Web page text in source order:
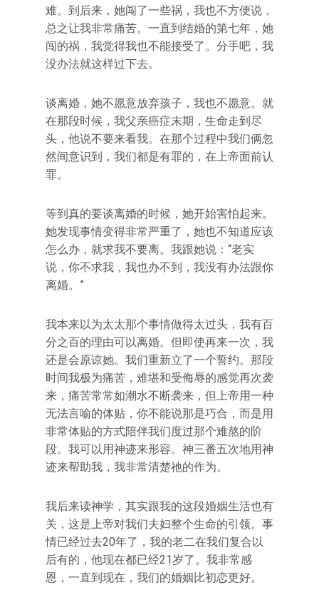
难。到后来，她闯了一些祸，我也不方便说，
总之让我非常痛苦。一直到结婚的第七年，她
闯的祸，我觉得我也不能接受了。分手吧，我
没办法就这样过下去。
谈离婚，她不愿意放弃孩子，我也不愿意。就
在那段时候，我父亲癌症末期，生命走到尽
头，他说不要来看我。在那个过程中我们俩忽
然间意识到，我们都是有罪的，在上帝面前认
罪。
等到真的要谈离婚的时候，她开始害怕起来。
她发现事情变得非常严重了，她也不知道应该
怎么办，就求我不要离。我跟她说：“老实
说，你不求我，我也办不到，我没有办法跟你
离婚。”
我本来以为太太那个事情做得太过头，我有百
分之百的理由可以离婚。但即使再来一次，我
还是会原谅她。我们重新立了一个誓约。那段
时间我极为痛苦，难堪和受侮辱的感觉再次袭
来，痛苦常常如潮水不断袭来，但上帝用一种
无法言喻的体贴，你不能说那是巧合，而是用
非常体贴的方式陪伴我们度过那个难熬的阶
段。我可以用神迹来形容。神三番五次地用神
迹来帮助我，我非常清楚祂的作为。
我后来读神学，其实跟我的这段婚姻生活也有
关，这是上帝对我们夫妇整个生命的引领。事
情已经过去20年了，我的老二在我们复合以
后有的，他现在都已经21岁了。我非常感
恩，一直到现在，我们的婚姻比初恋更好。